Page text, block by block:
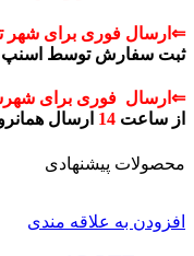
⇐ارسال فوری برای شهر
ثبت سفارش توسط اسنپ
⇐ارسال فوری برای
از ساعت 14 ارسال
محصولات پیشنهادی
افزودن به علاقه مندی